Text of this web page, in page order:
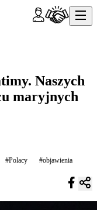
Naszych
maryjnych
#Polacy #objawienia